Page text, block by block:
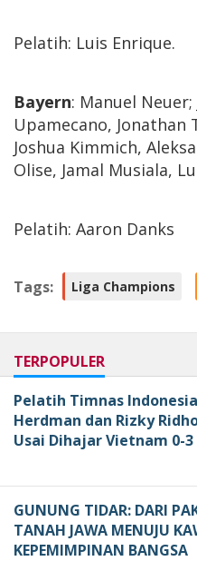
Pelatih: Luis Enrique.
Bayern: Manuel
Upamecano, Jonathan
Joshua Kimmich,
Olise, Jamal Musiala,
Pelatih: Aaron Danks
Tags: Liga Champions
TERPOPULER
Pelatih Timnas
Herdman dan Rizky
Usai Dihajar Vietnam 0-3
GUNUNG TIDAR: DARI
TANAH JAWA MENUJU
KEPEMIMPINAN BANGSA